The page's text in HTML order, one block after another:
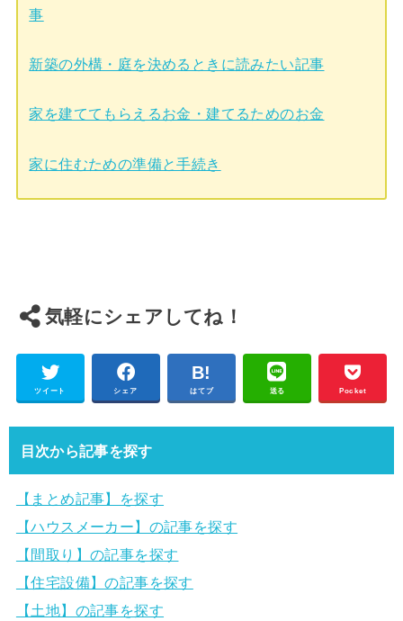
事
新築の外構・庭を決めるときに読みたい記事
家を建ててもらえるお金・建てるためのお金
家に住むための準備と手続き
気軽にシェアしてね！
ツイート シェア はてブ 送る Pocket
目次から記事を探す
【まとめ記事】を探す
【ハウスメーカー】の記事を探す
【間取り】の記事を探す
【住宅設備】の記事を探す
【土地】の記事を探す